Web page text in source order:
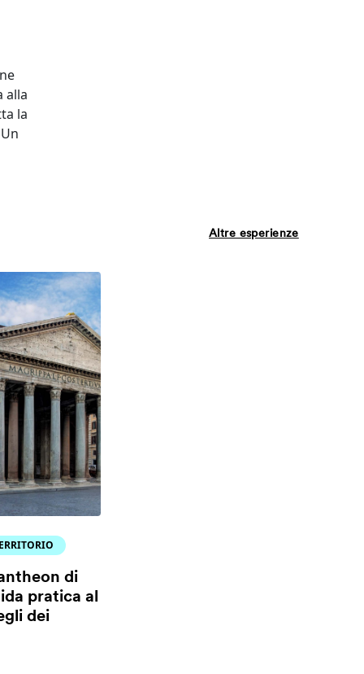
alla
la
Altre esperienze
di
pratica al
dei